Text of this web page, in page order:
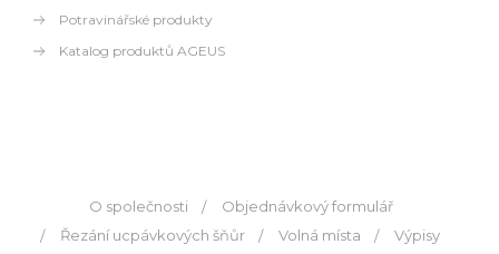
Potravinářské produkty
Katalog produktů AGEUS
O společnosti
Objednávkový formulář
Řezání ucpávkových šňůr
Volná místa Výpisy